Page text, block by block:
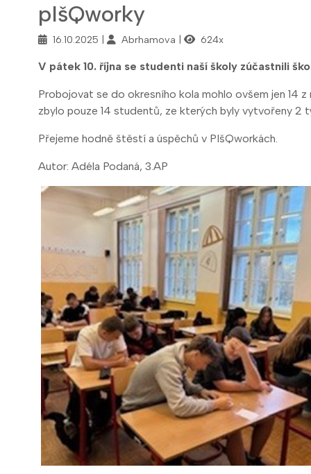
pIšQworky
16.10.2025 Abrhamova 624x
V pátek 10. října se studenti naší školy zúčastnili
Probojovat se do okresního kola mohlo ovšem jen 14
zbylo pouze 14 studentů, ze kterých byly vytvořeny 2
Přejeme hodně štěstí a úspěchů v PIšQworkách.
Autor: Adéla Podaná, 3.AP